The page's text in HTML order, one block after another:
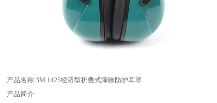
产品名称:3M 1425经济型折叠式降噪防护耳罩
产品简介: